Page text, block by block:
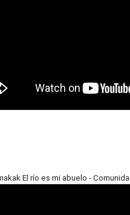
El río es mi abuelo -